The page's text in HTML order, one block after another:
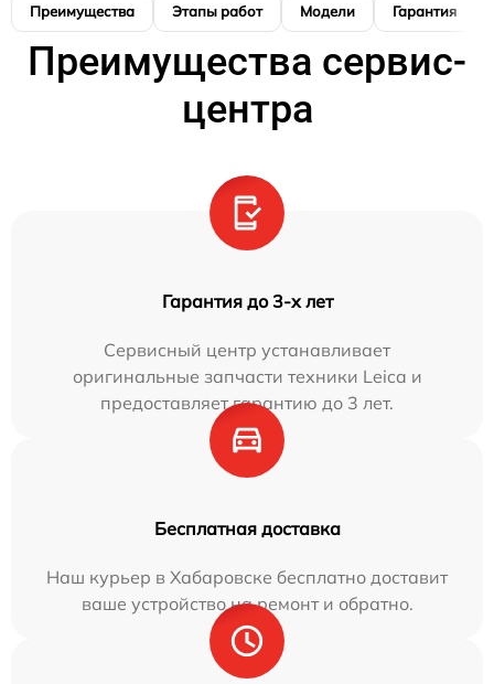
Преимущества Этапы работ Модели Гарантия
Преимущества сервис-
центра
Гарантия до 3-х лет
Сервисный центр устанавливает
оригинальные запчасти техники Leica и
предоставляет гарантию до 3 лет.
Бесплатная доставка
Наш курьер в Хабаровске бесплатно доставит
ваше устройство на ремонт и обратно.